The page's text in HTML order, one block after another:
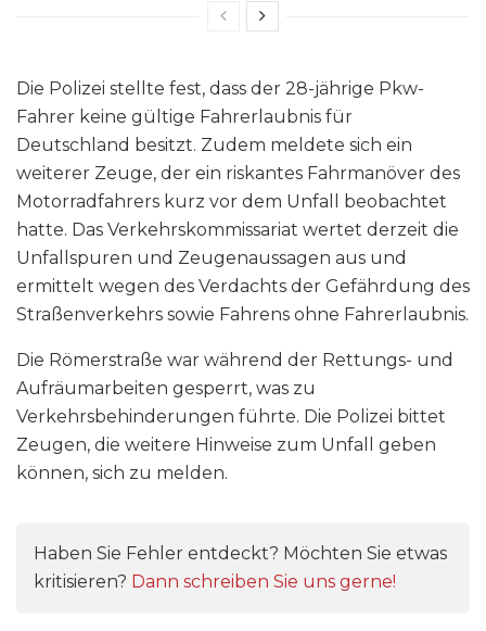
Die Polizei stellte fest, dass der 28-jährige Pkw-
Fahrer keine gültige Fahrerlaubnis für
Deutschland besitzt. Zudem meldete sich ein
weiterer Zeuge, der ein riskantes Fahrmanöver des
Motorradfahrers kurz vor dem Unfall beobachtet
hatte. Das Verkehrskommissariat wertet derzeit die
Unfallspuren und Zeugenaussagen aus und
ermittelt wegen des Verdachts der Gefährdung des
Straßenverkehrs sowie Fahrens ohne Fahrerlaubnis.
Die Römerstraße war während der Rettungs- und
Aufräumarbeiten gesperrt, was zu
Verkehrsbehinderungen führte. Die Polizei bittet
Zeugen, die weitere Hinweise zum Unfall geben
können, sich zu melden.
Haben Sie Fehler entdeckt? Möchten Sie etwas
kritisieren? Dann schreiben Sie uns gerne!